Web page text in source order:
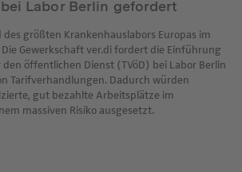
bei Labor Berlin gefordert
größten Krankenhauslabors Europas im
Gewerkschaft ver.di fordert die Einführung
öffentlichen Dienst (TVöD) bei Labor Berlin
Tarifverhandlungen. Dadurch würden
gut bezahlte Arbeitsplätze im
massiven Risiko ausgesetzt.